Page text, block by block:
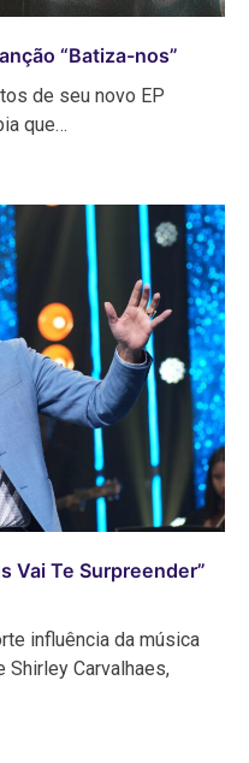
“Batiza-nos”
de seu novo EP
que…
Vai Te Surpreender”
influência da música
Carvalhaes,